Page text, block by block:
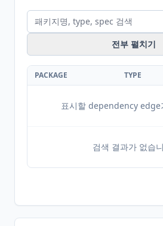
전부 펼치기
PACKAGE TYPE
표시할 dependency edge
검색 결과가 없습